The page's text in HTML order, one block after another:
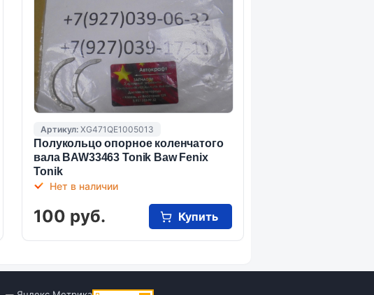
Артикул:XG471QE1005013
Полукольцо опорное коленчатого
вала BAW33463 Tonik Baw Fenix
Tonik
Нет в наличии
100 руб. Купить